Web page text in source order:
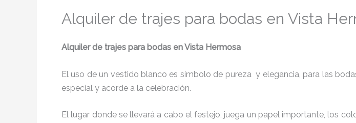
Alquiler de trajes para bodas en Vista
Alquiler de trajes para bodas en Vista Hermosa
El uso de un vestido blanco es símbolo de pureza y elegancia, para las
especial y acorde a la celebración.
El lugar donde se llevará a cabo el festejo, juega un papel importante, los